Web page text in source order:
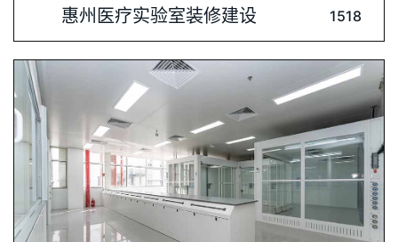
与高效，严格把控装修材料的质量与安全标准。精心设计的空间
的特殊需求，提供完善的通风、洁净、防静电等解决方案。让医
护人员在舒适、安全的环境中开展医疗实验，为医疗科研
惠州医疗实验室装修建设 1518